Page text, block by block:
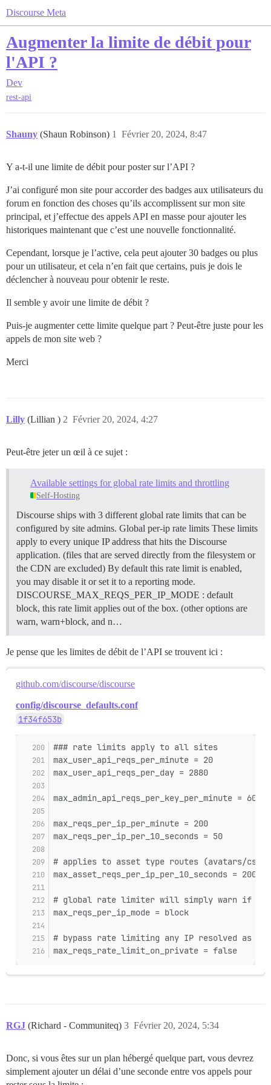
Discourse Meta
Augmenter la limite de débit pour
l'API ?
Dev
rest-api
Shauny (Shaun Robinson) Février 20, 2024, 8:47
1
Y a-t-il une limite de débit pour poster sur l’API ?
J’ai configuré mon site pour accorder des badges aux utilisateurs du
forum en fonction des choses qu’ils accomplissent sur mon site
principal, et j’effectue des appels API en masse pour ajouter les
historiques maintenant que c’est une nouvelle fonctionnalité.
Cependant, lorsque je l’active, cela peut ajouter 30 badges ou plus
pour un utilisateur, et cela n’en fait que certains, puis je dois le
déclencher à nouveau pour obtenir le reste.
Il semble y avoir une limite de débit ?
Puis-je augmenter cette limite quelque part ? Peut-être juste pour les
appels de mon site web ?
Merci
Lilly (Lillian ) Février 20, 2024, 4:27
2
Peut-être jeter un œil à ce sujet :
Available settings for global rate limits and throttling
Self-Hosting
Discourse ships with 3 different global rate limits that can be
configured by site admins. Global per-ip rate limits These limits
apply to every unique IP address that hits the Discourse
application. (files that are served directly from the filesystem or
the CDN are excluded) By default this rate limit is enabled,
you may disable it or set it to a reporting mode.
DISCOURSE_MAX_REQS_PER_IP_MODE : default
block, this rate limit applies out of the box. (other options are
warn, warn+block, and n…
Je pense que les limites de débit de l’API se trouvent ici :
github.com/discourse/discourse
config/discourse_defaults.conf
1f34f653b
### rate limits apply to all sites
max_user_api_reqs_per_minute = 20
max_user_api_reqs_per_day = 2880
max_admin_api_reqs_per_key_per_minute = 60
max_reqs_per_ip_per_minute = 200
max_reqs_per_ip_per_10_seconds = 50
# applies to asset type routes (avatars/css
max_asset_reqs_per_ip_per_10_seconds = 200
# global rate limiter will simply warn if the
max_reqs_per_ip_mode = block
# bypass rate limiting any IP resolved as a
max_reqs_rate_limit_on_private = false
RGJ (Richard - Communiteq) Février 20, 2024, 5:34
3
Donc, si vous êtes sur un plan hébergé quelque part, vous devrez
simplement ajouter un délai d’une seconde entre vos appels pour